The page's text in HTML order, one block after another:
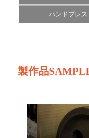
ハンドプレス
製作品